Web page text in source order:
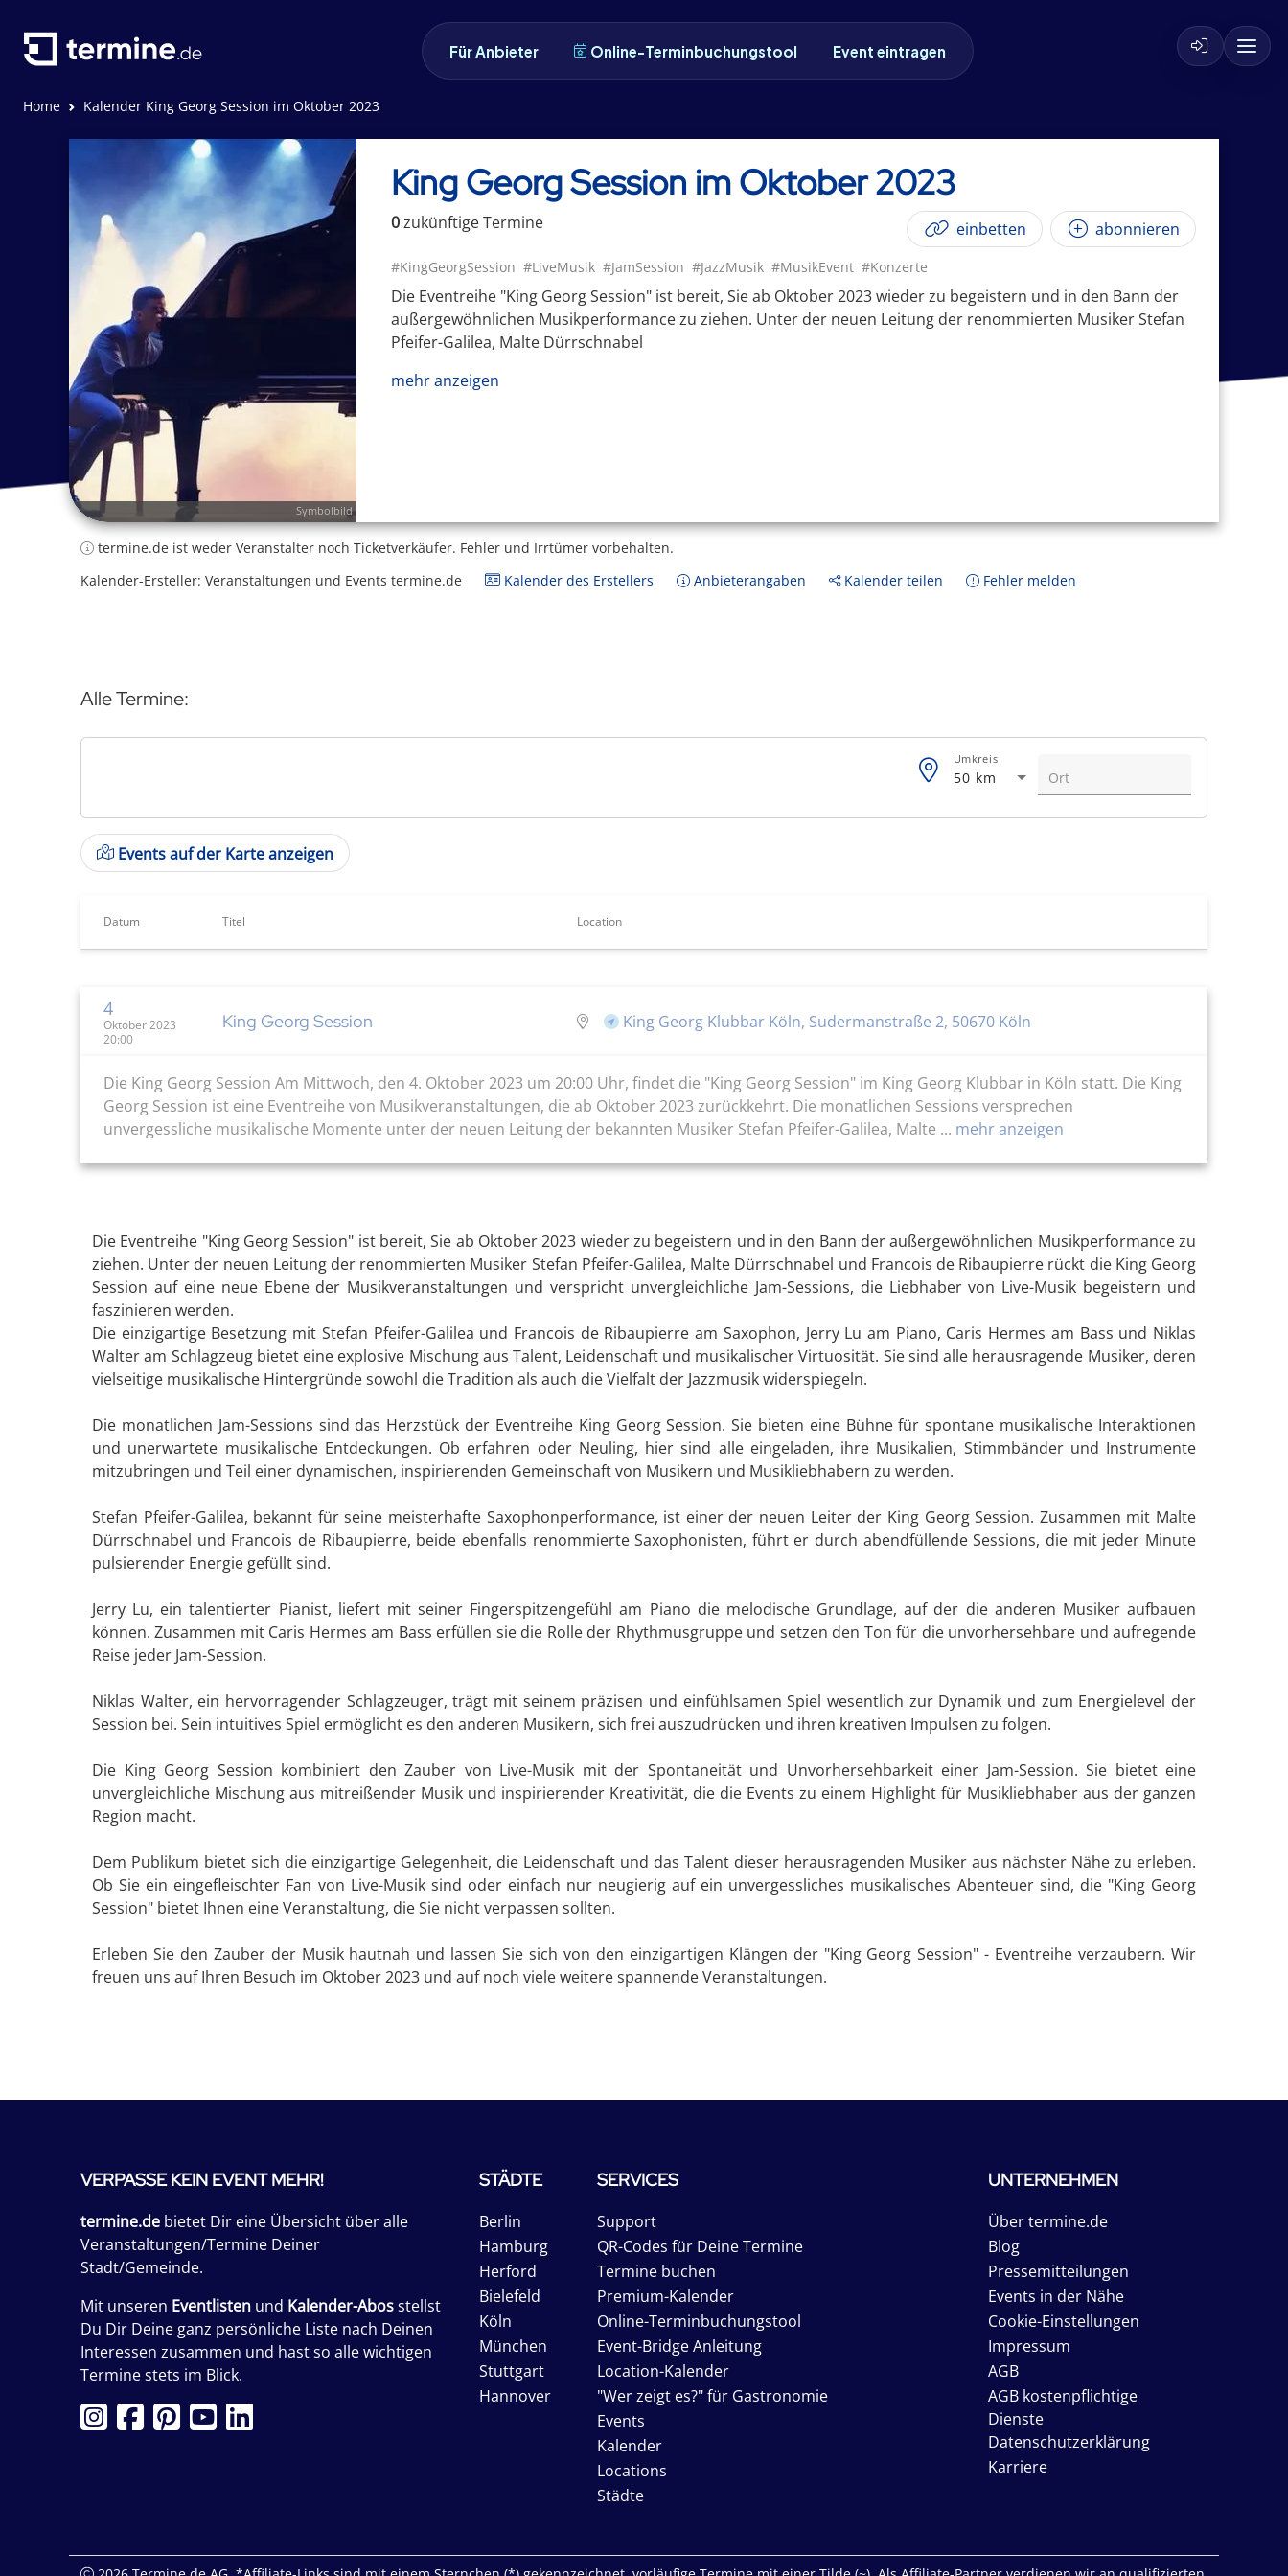
Für Anbieter Online-Terminbuchungstool Event eintragen
Home Kalender King Georg Session im Oktober 2023
Symbolbild
King Georg Session im Oktober 2023
0zukünftigeTermine einbetten abonnieren
#KingGeorgSession #LiveMusik #JamSession #JazzMusik #MusikEvent #Konzerte
Die Eventreihe "King Georg Session" ist bereit, Sie ab Oktober 2023 wieder zu begeistern und in den Bann der
außergewöhnlichen Musikperformance zu ziehen. Unter der neuen Leitung der renommierten Musiker Stefan
Pfeifer-Galilea, Malte Dürrschnabel
mehr anzeigen
termine.de ist weder Veranstalter noch Ticketverkäufer. Fehler und Irrtümer vorbehalten.
Kalender-Ersteller: Veranstaltungen und Events termine.de
Kalender des Erstellers Anbieterangaben Kalender teilen Fehler melden
Alle Termine:
50 km
Umkreis
Events auf der Karte anzeigen
Datum Titel Location
4
Oktober 2023
20:00
King Georg Session King Georg Klubbar Köln, Sudermanstraße 2, 50670 Köln
Die King Georg Session Am Mittwoch, den 4. Oktober 2023 um 20:00 Uhr, findet die "King Georg Session" im King Georg Klubbar in Köln statt. Die King
Georg Session ist eine Eventreihe von Musikveranstaltungen, die ab Oktober 2023 zurückkehrt. Die monatlichen Sessions versprechen
unvergessliche musikalische Momente unter der neuen Leitung der bekannten Musiker Stefan Pfeifer-Galilea, Malte ... mehr anzeigen
Die Eventreihe "King Georg Session" ist bereit, Sie ab Oktober 2023 wieder zu begeistern und in den Bann der außergewöhnlichen Musikperformance zu
ziehen. Unter der neuen Leitung der renommierten Musiker Stefan Pfeifer-Galilea, Malte Dürrschnabel und Francois de Ribaupierre rückt die King Georg
Session auf eine neue Ebene der Musikveranstaltungen und verspricht unvergleichliche Jam-Sessions, die Liebhaber von Live-Musik begeistern und
faszinieren werden.
Die einzigartige Besetzung mit Stefan Pfeifer-Galilea und Francois de Ribaupierre am Saxophon, Jerry Lu am Piano, Caris Hermes am Bass und Niklas
Walter am Schlagzeug bietet eine explosive Mischung aus Talent, Leidenschaft und musikalischer Virtuosität. Sie sind alle herausragende Musiker, deren
vielseitige musikalische Hintergründe sowohl die Tradition als auch die Vielfalt der Jazzmusik widerspiegeln.
Die monatlichen Jam-Sessions sind das Herzstück der Eventreihe King Georg Session. Sie bieten eine Bühne für spontane musikalische Interaktionen
und unerwartete musikalische Entdeckungen. Ob erfahren oder Neuling, hier sind alle eingeladen, ihre Musikalien, Stimmbänder und Instrumente
mitzubringen und Teil einer dynamischen, inspirierenden Gemeinschaft von Musikern und Musikliebhabern zu werden.
Stefan Pfeifer-Galilea, bekannt für seine meisterhafte Saxophonperformance, ist einer der neuen Leiter der King Georg Session. Zusammen mit Malte
Dürrschnabel und Francois de Ribaupierre, beide ebenfalls renommierte Saxophonisten, führt er durch abendfüllende Sessions, die mit jeder Minute
pulsierender Energie gefüllt sind.
Jerry Lu, ein talentierter Pianist, liefert mit seiner Fingerspitzengefühl am Piano die melodische Grundlage, auf der die anderen Musiker aufbauen
können. Zusammen mit Caris Hermes am Bass erfüllen sie die Rolle der Rhythmusgruppe und setzen den Ton für die unvorhersehbare und aufregende
Reise jeder Jam-Session.
Niklas Walter, ein hervorragender Schlagzeuger, trägt mit seinem präzisen und einfühlsamen Spiel wesentlich zur Dynamik und zum Energielevel der
Session bei. Sein intuitives Spiel ermöglicht es den anderen Musikern, sich frei auszudrücken und ihren kreativen Impulsen zu folgen.
Die King Georg Session kombiniert den Zauber von Live-Musik mit der Spontaneität und Unvorhersehbarkeit einer Jam-Session. Sie bietet eine
unvergleichliche Mischung aus mitreißender Musik und inspirierender Kreativität, die die Events zu einem Highlight für Musikliebhaber aus der ganzen
Region macht.
Dem Publikum bietet sich die einzigartige Gelegenheit, die Leidenschaft und das Talent dieser herausragenden Musiker aus nächster Nähe zu erleben.
Ob Sie ein eingefleischter Fan von Live-Musik sind oder einfach nur neugierig auf ein unvergessliches musikalisches Abenteuer sind, die "King Georg
Session" bietet Ihnen eine Veranstaltung, die Sie nicht verpassen sollten.
Erleben Sie den Zauber der Musik hautnah und lassen Sie sich von den einzigartigen Klängen der "King Georg Session" - Eventreihe verzaubern. Wir
freuen uns auf Ihren Besuch im Oktober 2023 und auf noch viele weitere spannende Veranstaltungen.
VERPASSE KEIN EVENT MEHR!
termine.de bietet Dir eine Übersicht über alle
Veranstaltungen/Termine Deiner
Stadt/Gemeinde.
Mit unseren Eventlisten und Kalender-Abosstellst
Du Dir Deine ganz persönliche Liste nach Deinen
Interessen zusammen und hast so alle wichtigen
Termine stets im Blick.
STÄDTE
Berlin
Hamburg
Herford
Bielefeld
Köln
München
Stuttgart
Hannover
SERVICES
Support
QR-Codes für Deine Termine
Termine buchen
Premium-Kalender
Online-Terminbuchungstool
Event-Bridge Anleitung
Location-Kalender
"Wer zeigt es?" für Gastronomie
Events
Kalender
Locations
Städte
UNTERNEHMEN
Über termine.de
Blog
Pressemitteilungen
Events in der Nähe
Cookie-Einstellungen
Impressum
AGB
AGB kostenpflichtige
Dienste
Datenschutzerklärung
Karriere